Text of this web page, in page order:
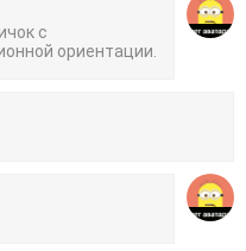
с
ориентации.